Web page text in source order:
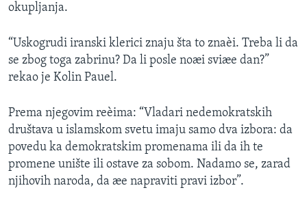
okupljanja.
“Uskogrudi iranski klerici znaju šta to znaèi. Treba li da
se zbog toga zabrinu? Da li posle noæi sviæe dan?”
rekao je Kolin Pauel.
Prema njegovim reèima: “Vladari nedemokratskih
društava u islamskom svetu imaju samo dva izbora: da
povedu ka demokratskim promenama ili da ih te
promene unište ili ostave za sobom. Nadamo se, zarad
njihovih naroda, da æe napraviti pravi izbor”.